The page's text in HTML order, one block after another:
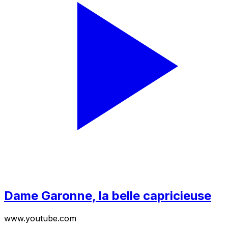
Dame Garonne, la belle capricieuse
www.youtube.com